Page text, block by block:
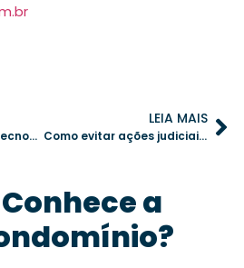
Inovação à vista: as tecnologias que vão moldar os condomínios até 2030
LEIA MAIS
Como evitar ações judiciais no condomínio: práticas preventivas indispensáveis
a